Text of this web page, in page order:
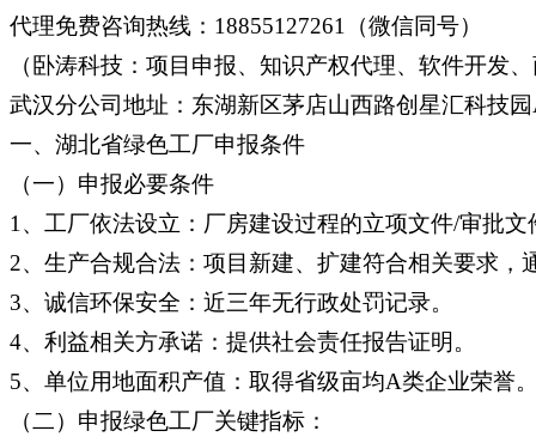
代理免费咨询热线：18855127261（微信同号）
（卧涛科技：项目申报、知识产权代理、软件开发
武汉分公司地址：东湖新区茅店山西路创星汇科技
一、湖北省绿色工厂申报条件
（一）申报必要条件
1、工厂依法设立：厂房建设过程的立项文件/审批
2、生产合规合法：项目新建、扩建符合相关要求，
3、诚信环保安全：近三年无行政处罚记录。
4、利益相关方承诺：提供社会责任报告证明。
5、单位用地面积产值：取得省级亩均A类企业荣誉
（二）申报绿色工厂关键指标：